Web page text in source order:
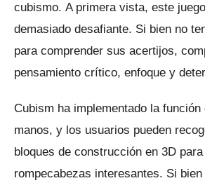
cubismo. A primera vista, este
demasiado desafiante. Si bien no
para comprender sus acertijos,
pensamiento crítico, enfoque y
Cubism ha implementado la
manos, y los usuarios pueden
bloques de construcción en 3D
rompecabezas interesantes. Si